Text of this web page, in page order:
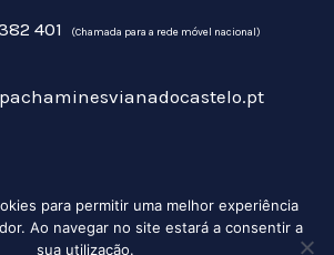
401 (Chamada para a rede móvel nacional)
Política de Privacidade| Copyright © 2022 Limpa
Castelo ©2022, Todos os Direitos reservados |
para permitir uma melhor experiência
Ao navegar no site estará a consentir a
sua utilização.